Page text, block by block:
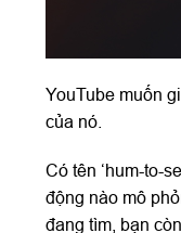
YouTube muốn
của nó.
Có tên ‘hum-to-
động nào mô
đang tìm, bạn